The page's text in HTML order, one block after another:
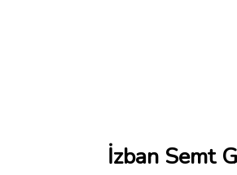
İzban Semt